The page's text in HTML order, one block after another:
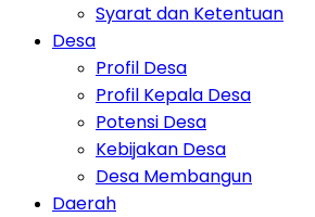
Syarat dan Ketentuan
Desa
Profil Desa
Profil Kepala Desa
Potensi Desa
Kebijakan Desa
Desa Membangun
Daerah